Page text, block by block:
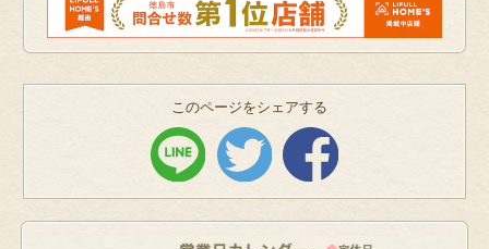
このページをシェアする